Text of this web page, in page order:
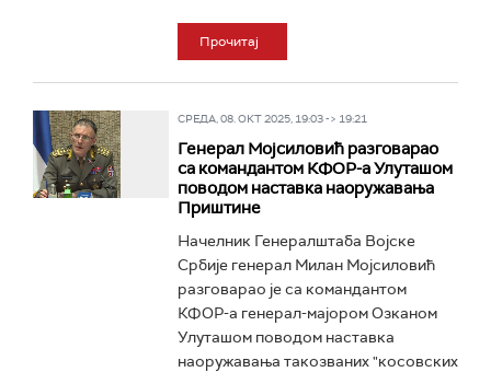
Прочитај
СРЕДА, 08. ОКТ 2025, 19:03 -> 19:21
Генерал Мојсиловић разговарао
са командантом КФОР-а Улуташом
поводом наставка наоружавања
Приштине
Начелник Генералштаба Војске
Србије генерал Милан Мојсиловић
разговарао је са командантом
КФОР-а генерал-мајором Озканом
Улуташом поводом наставка
наоружавања такозваних "косовских